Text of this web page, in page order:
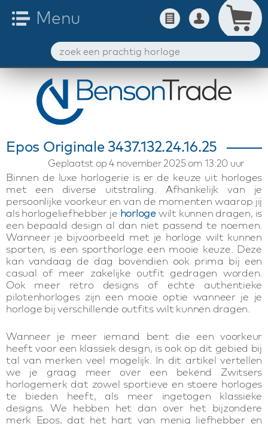
Epos Originale 3437.132.24.16.25
Geplaatst op 4 november 2025 om 13:20 uur
Binnen de luxe horlogerie is er de keuze uit horloges
met een diverse uitstraling. Afhankelijk van je
persoonlijke voorkeur en van de momenten waarop jij
als horlogeliefhebber je horlogewilt kunnen dragen, is
een bepaald design al dan niet passend te noemen.
Wanneer je bijvoorbeeld met je horloge wilt kunnen
sporten, is een sporthorloge een mooie keuze. Deze
kan vandaag de dag bovendien ook prima bij een
casual of meer zakelijke outfit gedragen worden.
Ook meer retro designs of echte authentieke
pilotenhorloges zijn een mooie optie wanneer je je
horloge bij verschillende outfits wilt kunnen dragen.
Wanneer je meer iemand bent die een voorkeur
heeft voor een klassiek design, is ook op dit gebied bij
tal van merken veel mogelijk. In dit artikel vertellen
we je graag meer over een bekend Zwitsers
horlogemerk dat zowel sportieve en stoere horloges
te bieden heeft, als meer ingetogen klassieke
designs. We hebben het dan over het bijzondere
merk Epos, dat het hart van menig liefhebber en